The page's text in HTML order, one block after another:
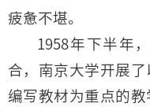
疲惫不堪。
1958年下半年
合，南京大学开展了
编写教材为重点的教